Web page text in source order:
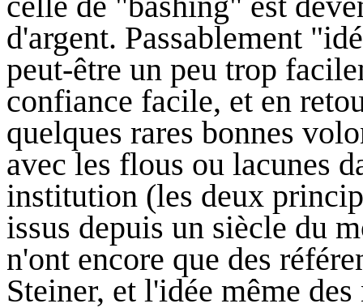
d'argent. Passablement
peut-être un peu trop
confiance facile, et en
quelques rares bonnes
avec les flous ou lacunes
institution (les deux
issus depuis un siècle du
n'ont encore que des
Steiner, et l'idée même